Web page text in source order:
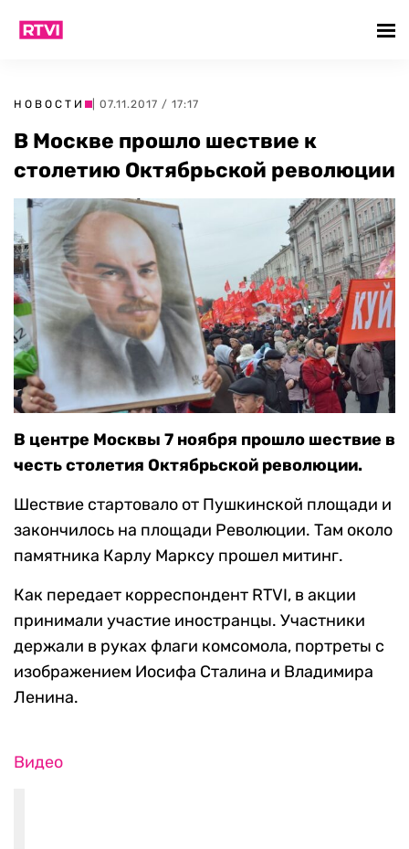
НОВОСТИ | 07.11.2017 / 17:17
В Москве прошло шествие к
столетию Октябрьской революции
В центре Москвы 7 ноября прошло шествие в
честь столетия Октябрьской революции.
Шествие стартовало от Пушкинской площади и
закончилось на площади Революции. Там около
памятника Карлу Марксу прошел митинг.
Как передает корреспондент RTVI, в акции
принимали участие иностранцы. Участники
держали в руках флаги комсомола, портреты с
изображением Иосифа Сталина и Владимира
Ленина.
Видео